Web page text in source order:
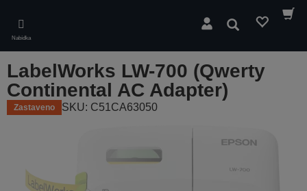
main
content
Nabídka
Hledat
LabelWorks LW-700 (Qwerty
Continental AC Adapter)
Zastaveno SKU: C51CA63050